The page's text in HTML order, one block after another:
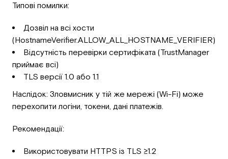
Типові помилки:
Дозвіл на всі хости
(HostnameVerifier.ALLOW_ALL_HOSTNAME_VERIFIER)
Відсутність перевірки сертифіката (TrustManager
приймає всі)
TLS версії 1.0 або 1.1
Наслідок: Зловмисник у тій же мережі (Wi-Fi) може
перехопити логіни, токени, дані платежів.
Рекомендації:
Використовувати HTTPS із TLS ≥1.2